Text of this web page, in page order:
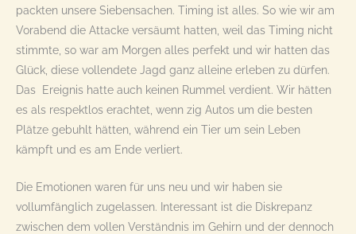
packten unsere Siebensachen. Timing ist alles. So wie wir am
Vorabend die Attacke versäumt hatten, weil das Timing nicht
stimmte, so war am Morgen alles perfekt und wir hatten das
Glück, diese vollendete Jagd ganz alleine erleben zu dürfen.
Das Ereignis hatte auch keinen Rummel verdient. Wir hätten
es als respektlos erachtet, wenn zig Autos um die besten
Plätze gebuhlt hätten, während ein Tier um sein Leben
kämpft und es am Ende verliert.
Die Emotionen waren für uns neu und wir haben sie
vollumfänglich zugelassen. Interessant ist die Diskrepanz
zwischen dem vollen Verständnis im Gehirn und der dennoch